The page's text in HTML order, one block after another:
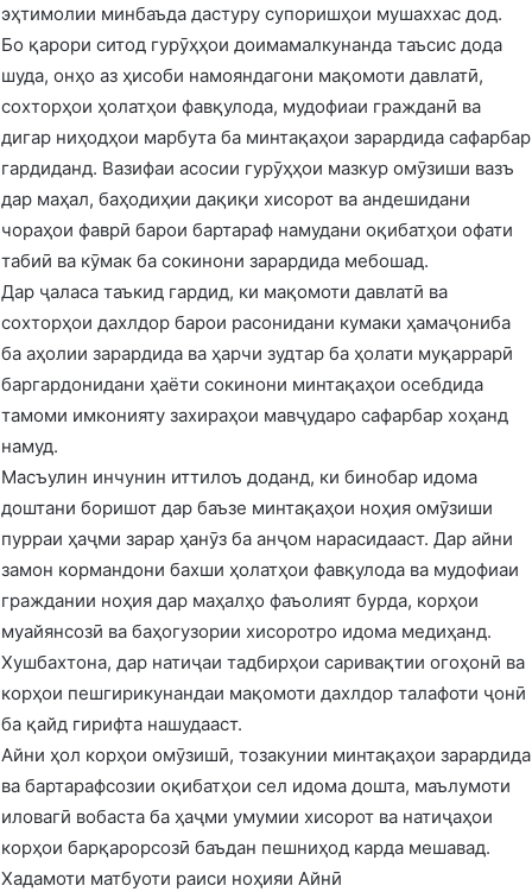
эҳтимолии минбаъда дастуру супоришҳои мушаххас дод.
Бо қарори ситод гурӯҳҳои доимамалкунанда таъсис дода
шуда, онҳо аз ҳисоби намояндагони мақомоти давлатӣ,
сохторҳои ҳолатҳои фавқулода, мудофиаи гражданӣ ва
дигар ниҳодҳои марбута ба минтақаҳои зарардида сафарбар
гардиданд. Вазифаи асосии гурӯҳҳои мазкур омӯзиши вазъ
дар маҳал, баҳодиҳии дақиқи хисорот ва андешидани
чораҳои фаврӣ барои бартараф намудани оқибатҳои офати
табиӣ ва кӯмак ба сокинони зарардида мебошад.
Дар ҷаласа таъкид гардид, ки мақомоти давлатӣ ва
сохторҳои дахлдор барои расонидани кумаки ҳамаҷониба
ба аҳолии зарардида ва ҳарчи зудтар ба ҳолати муқаррарӣ
баргардонидани ҳаёти сокинони минтақаҳои осебдида
тамоми имконияту захираҳои мавҷударо сафарбар хоҳанд
намуд.
Масъулин инчунин иттилоъ доданд, ки бинобар идома
доштани боришот дар баъзе минтақаҳои ноҳия омӯзиши
пурраи ҳаҷми зарар ҳанӯз ба анҷом нарасидааст. Дар айни
замон кормандони бахши ҳолатҳои фавқулода ва мудофиаи
граждании ноҳия дар маҳалҳо фаъолият бурда, корҳои
муайянсозӣ ва баҳогузории хисоротро идома медиҳанд.
Хушбахтона, дар натиҷаи тадбирҳои саривақтии огоҳонӣ ва
корҳои пешгирикунандаи мақомоти дахлдор талафоти ҷонӣ
ба қайд гирифта нашудааст.
Айни ҳол корҳои омӯзишӣ, тозакунии минтақаҳои зарардида
ва бартарафсозии оқибатҳои сел идома дошта, маълумоти
иловагӣ вобаста ба ҳаҷми умумии хисорот ва натиҷаҳои
корҳои барқарорсозӣ баъдан пешниҳод карда мешавад.
Хадамоти матбуоти раиси ноҳияи Айнӣ